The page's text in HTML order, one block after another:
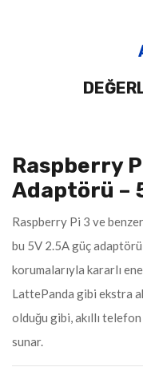
Raspberry
Adaptörü –
Raspberry Pi 3 ve
bu 5V 2.5A güç
korumalarıyla kararlı
LattePanda gibi ekstra
olduğu gibi, akıllı
sunar.